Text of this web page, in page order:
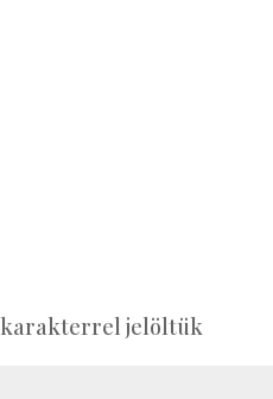
karakterrel jelöltük